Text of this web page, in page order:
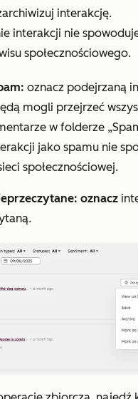
interakcję.
interakcji nie
społecznościowego.
oznacz podejrzaną
mogli przejrzeć
w folderze
jako spamu nie
społecznościowej.
oznacz